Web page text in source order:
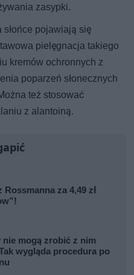
zasypki.
pojawiają się
pielęgnacja takiego
kremów ochronnych z
poparzeń słonecznych
też stosować
z alantoiną.
Rossmanna za 4,49 zł
nie mogą zrobić z nim
wygląda procedura po